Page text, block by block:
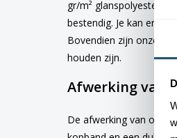
gr/m² glanspolyester.
bestendig. Je kan er
Bovendien zijn onze
houden zijn.
Afwerking van
De afwerking van onze